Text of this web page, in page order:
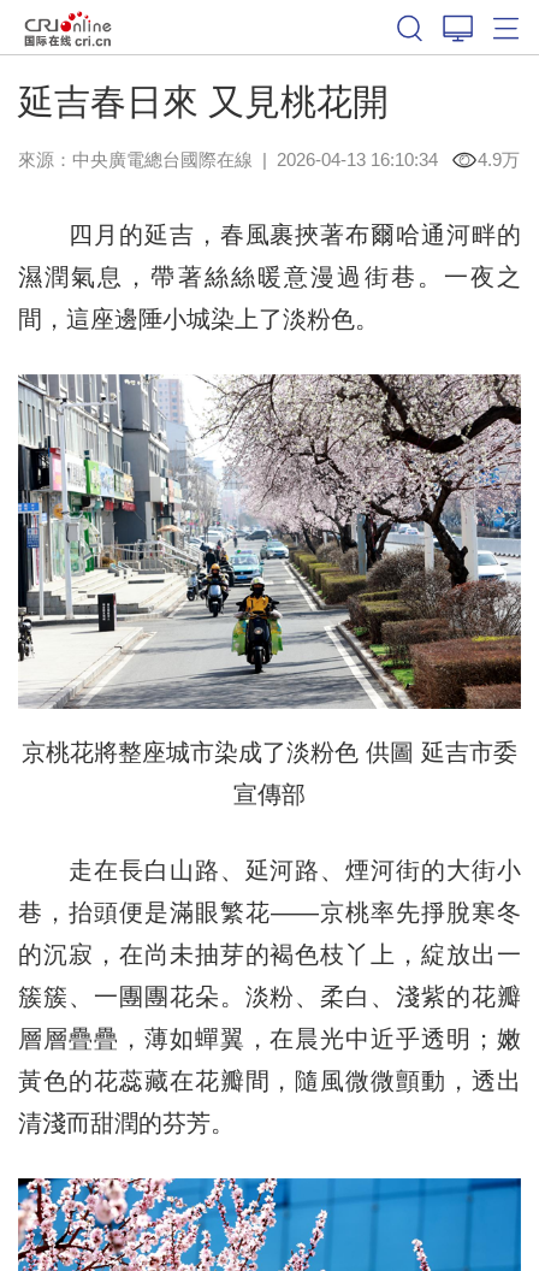
延吉春日來 又見桃花開
來源：中央廣電總台國際在線 | 2026-04-13 16:10:34 4.9万
四月的延吉，春風裹挾著布爾哈通河畔的
濕潤氣息，帶著絲絲暖意漫過街巷。一夜之
間，這座邊陲小城染上了淡粉色。
京桃花將整座城市染成了淡粉色 供圖 延吉市委
宣傳部
走在長白山路、延河路、煙河街的大街小
巷，抬頭便是滿眼繁花——京桃率先掙脫寒冬
的沉寂，在尚未抽芽的褐色枝丫上，綻放出一
簇簇、一團團花朵。淡粉、柔白、淺紫的花瓣
層層疊疊，薄如蟬翼，在晨光中近乎透明；嫩
黃色的花蕊藏在花瓣間，隨風微微顫動，透出
清淺而甜潤的芬芳。